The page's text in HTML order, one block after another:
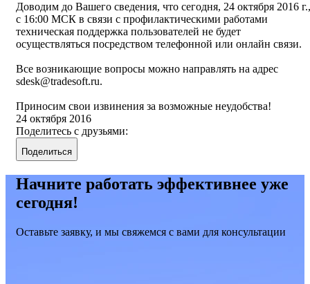
Доводим до Вашего сведения, что сегодня, 24 октября 2016 г.,
с 16:00 МСК в связи с профилактическими работами
техническая поддержка пользователей не будет
осуществляться посредством телефонной или онлайн связи.
Все возникающие вопросы можно направлять на адрес
sdesk@tradesoft.ru.
Приносим свои извинения за возможные неудобства!
24 октября 2016
Поделитесь с друзьями:
Поделиться
Начните работать эффективнее уже
сегодня!
Оставьте заявку, и мы свяжемся с вами для консультации